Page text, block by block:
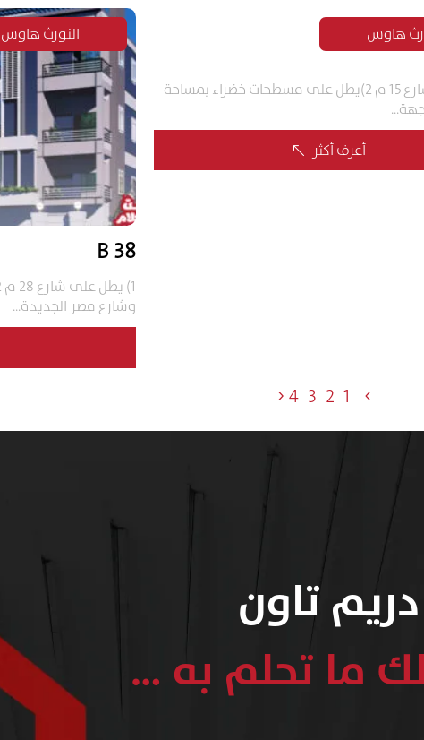
هاوس
1) يطل على شارع 15 م 2)يطل على مسطحات خضراء بمساحة
أعرف أكثر %
النورث هاوس
38 B
وشارع مصر الجديدة...
1
2
3
4
دريم تاون
ما تحلم به …